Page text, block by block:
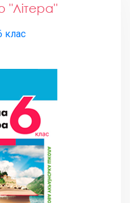
"Літера"
клас